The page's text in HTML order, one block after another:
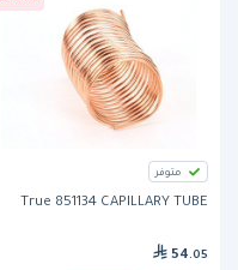
متوفر
True 851134 CAPILLARY TUBE
54 .05